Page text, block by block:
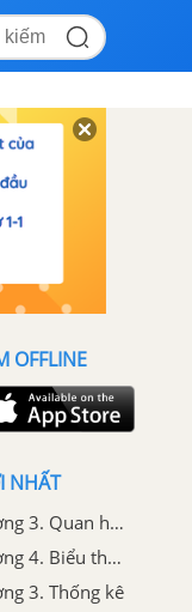
OFFLINE
NHẤT
Lý thuyết Ôn tập chương 3. Quan hệ giữa các yếu tố trong tam giác
Lý thuyết Ôn tập chương 4. Biểu thức đại số
3. Thống kê